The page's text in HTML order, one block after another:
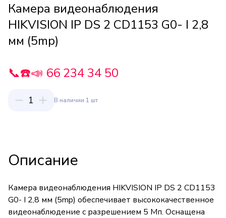
Камера видеонаблюдения
HIKVISION IP DS 2 CD1153 G0- I 2,8
мм (5mp)
📞☎️📣 66 234 34 50
1 В наличии 1 шт
Описание
Камера видеонаблюдения HIKVISION IP DS 2 CD1153
G0- I 2,8 мм (5mp) обеспечивает высококачественное
видеонаблюдение с разрешением 5 Мп. Оснащена